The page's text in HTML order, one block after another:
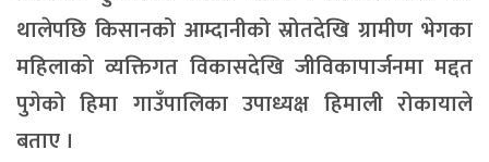
थालेपछि किसानको आम्दानीको स्रोतदेखि ग्रामीण भेगका
महिलाको व्यक्तिगत विकासदेखि जीविकापार्जनमा मद्दत
पुगेको हिमा गाउँपालिका उपाध्यक्ष हिमाली रोकायाले
बताए ।